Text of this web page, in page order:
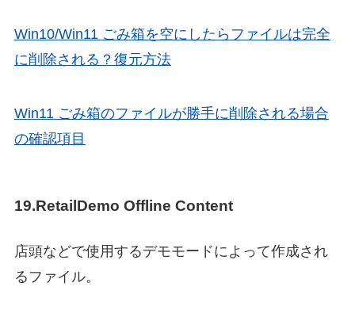
Win10/Win11 ごみ箱を空にしたらファイルは完全
に削除される？復元方法
Win11 ごみ箱のファイルが勝手に削除される場合
の確認項目
19.RetailDemo Offline Content
店頭などで使用するデモモードによって作成され
るファイル。